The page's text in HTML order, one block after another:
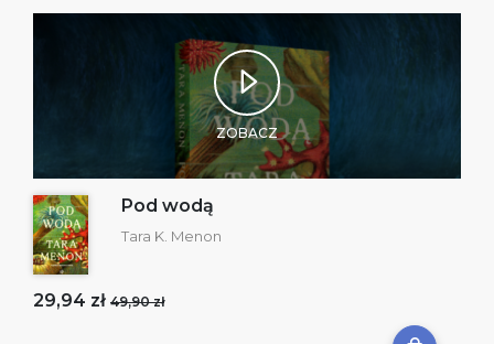
ZOBACZ
Pod wodą
Tara K. Menon
29,94 zł 49,90 zł